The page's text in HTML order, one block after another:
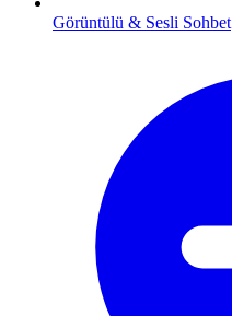
Görüntülü & Sesli Sohbet